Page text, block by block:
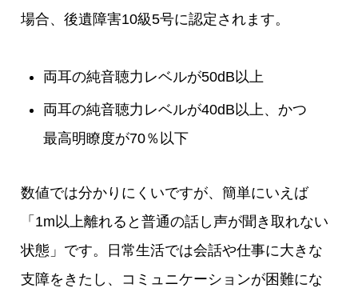
場合、後遺障害10級5号に認定されます。
両耳の純音聴力レベルが50dB以上
両耳の純音聴力レベルが40dB以上、かつ
最高明瞭度が70％以下
数値では分かりにくいですが、簡単にいえば
「1m以上離れると普通の話し声が聞き取れない
状態」です。日常生活では会話や仕事に大きな
支障をきたし、コミュニケーションが困難にな